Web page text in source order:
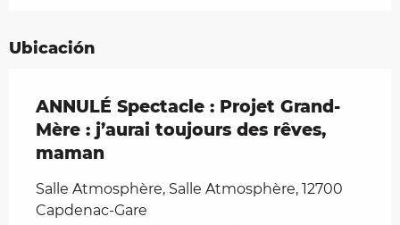
Ubicación
ANNULÉ Spectacle : Projet Grand-
Mère : j’aurai toujours des rêves,
maman
Salle Atmosphère, Salle Atmosphère, 12700
Capdenac-Gare